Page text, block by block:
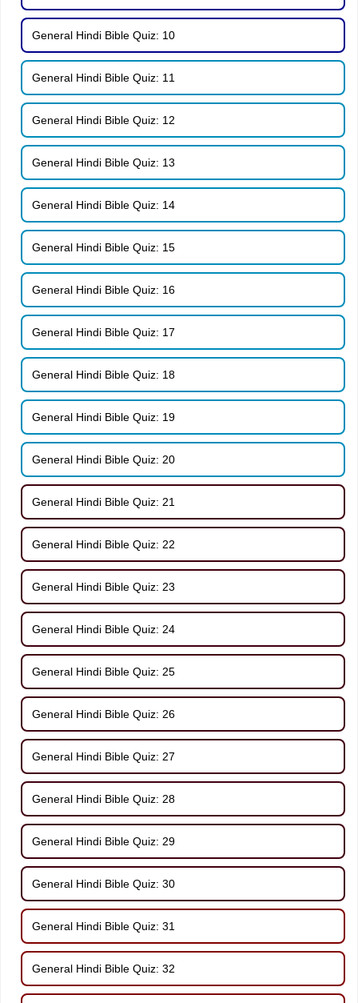
General Hindi Bible Quiz: 10
General Hindi Bible Quiz: 11
General Hindi Bible Quiz: 12
General Hindi Bible Quiz: 13
General Hindi Bible Quiz: 14
General Hindi Bible Quiz: 15
General Hindi Bible Quiz: 16
General Hindi Bible Quiz: 17
General Hindi Bible Quiz: 18
General Hindi Bible Quiz: 19
General Hindi Bible Quiz: 20
General Hindi Bible Quiz: 21
General Hindi Bible Quiz: 22
General Hindi Bible Quiz: 23
General Hindi Bible Quiz: 24
General Hindi Bible Quiz: 25
General Hindi Bible Quiz: 26
General Hindi Bible Quiz: 27
General Hindi Bible Quiz: 28
General Hindi Bible Quiz: 29
General Hindi Bible Quiz: 30
General Hindi Bible Quiz: 31
General Hindi Bible Quiz: 32